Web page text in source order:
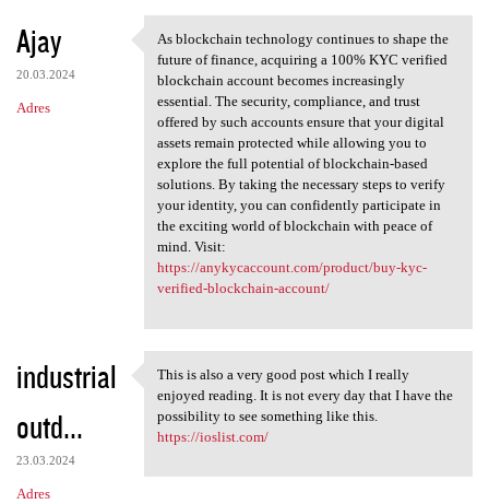
Ajay
20.03.2024
Adres
As blockchain technology
As blockchain technology continues to shape the
future of finance, acquiring a 100% KYC verified
blockchain account becomes increasingly
essential. The security, compliance, and trust
offered by such accounts ensure that your digital
assets remain protected while allowing you to
explore the full potential of blockchain-based
solutions. By taking the necessary steps to verify
your identity, you can confidently participate in
the exciting world of blockchain with peace of
mind. Visit:
https://anykycaccount.com/product/buy-kyc-
verified-blockchain-account/
industrial
outd...
23.03.2024
Adres
This is also a very good post
This is also a very good post which I really
enjoyed reading. It is not every day that I have the
possibility to see something like this.
https://ioslist.com/